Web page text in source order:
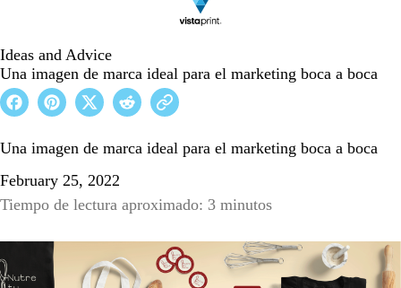
Ideas and Advice
Una imagen de marca ideal para el marketing boca a boca
Una imagen de marca ideal para el marketing boca a boca
February 25, 2022
Tiempo de lectura aproximado: 3 minutos